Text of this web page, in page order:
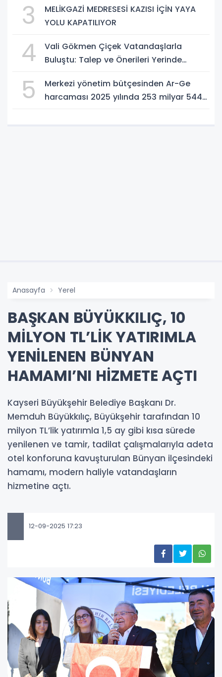
3
MELİKGAZİ MEDRESESİ KAZISI İÇİN YAYA
YOLU KAPATILIYOR
4
Vali Gökmen Çiçek Vatandaşlarla
Buluştu: Talep ve Önerileri Yerinde
5
Merkezi yönetim bütçesinden Ar-Ge
harcaması 2025 yılında 253 milyar 544
Anasayfa Yerel
BAŞKAN BÜYÜKKILIÇ, 10
MİLYON TL’LİK YATIRIMLA
YENİLENEN BÜNYAN
HAMAMI’NI HİZMETE AÇTI
Kayseri Büyükşehir Belediye Başkanı Dr.
Memduh Büyükkılıç, Büyükşehir tarafından 10
milyon TL’lik yatırımla 1,5 ay gibi kısa sürede
yenilenen ve tamir, tadilat çalışmalarıyla adeta
otel konforuna kavuşturulan Bünyan ilçesindeki
hamamı, modern haliyle vatandaşların
hizmetine açtı.
12-09-2025 17:23